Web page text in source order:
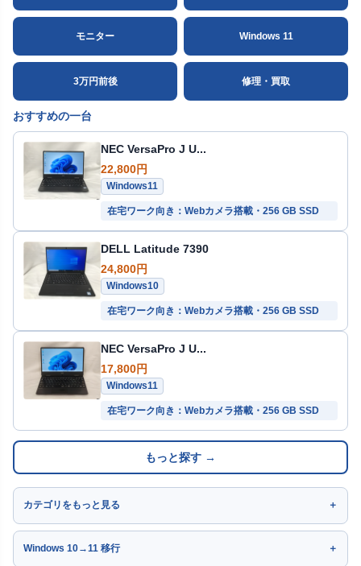
モニター Windows 11
3万円前後 修理・買取
おすすめの一台
NEC VersaPro J U...
22,800円
Windows11
在宅ワーク向き：Webカメラ搭載・256 GB SSD
DELL Latitude 7390
24,800円
Windows10
在宅ワーク向き：Webカメラ搭載・256 GB SSD
NEC VersaPro J U...
17,800円
Windows11
在宅ワーク向き：Webカメラ搭載・256 GB SSD
もっと探す →
カテゴリをもっと見る
Windows 10→11 移行